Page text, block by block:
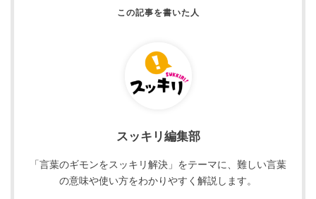
スッキリ編集部
「言葉のギモンをスッキリ解決」をテーマに、難しい言葉
の意味や使い方をわかりやすく解説します。